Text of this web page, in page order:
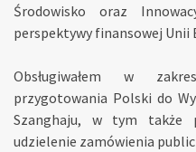
Środowisko oraz
perspektywy finansowej Unii
Obsługiwałem w
przygotowania Polski do
Szanghaju, w tym także
udzielenie zamówienia